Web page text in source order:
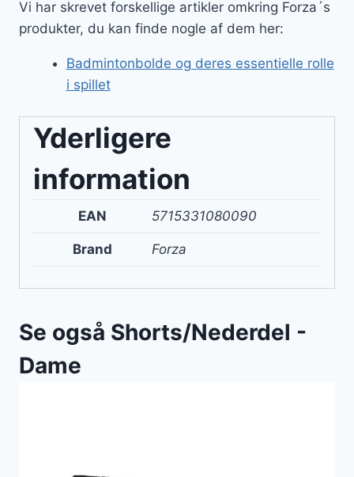
Vi har skrevet forskellige artikler omkring Forza´s
produkter, du kan finde nogle af dem her:
Badmintonbolde og deres essentielle rolle
i spillet
Yderligere
information
EAN 5715331080090
Brand Forza
Se også Shorts/Nederdel -
Dame